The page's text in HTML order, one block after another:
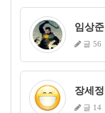
임상준
글 56
장세정
글 14